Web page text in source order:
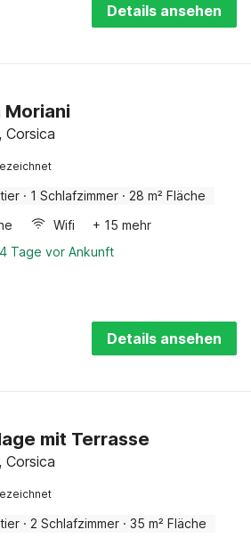
Details ansehen
Moriani
Corsica
· 1 Schlafzimmer · 28 m² Fläche
Wifi
+ 15 mehr
Tage vor Ankunft
Details ansehen
mit Terrasse
Corsica
· 2 Schlafzimmer · 35 m² Fläche